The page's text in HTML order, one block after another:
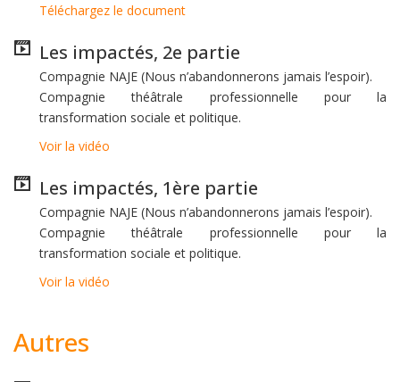
Téléchargez le document
Les impactés, 2e partie
Compagnie NAJE (Nous n’abandonnerons jamais l’espoir).
Compagnie théâtrale professionnelle pour la
transformation sociale et politique.
Voir la vidéo
Les impactés, 1ère partie
Compagnie NAJE (Nous n’abandonnerons jamais l’espoir).
Compagnie théâtrale professionnelle pour la
transformation sociale et politique.
Voir la vidéo
Autres